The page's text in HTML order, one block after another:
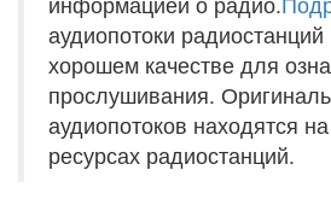
аудиопотоки
хорошем качестве для
прослушивания.
аудиопотоков находятся
ресурсах радиостанций.